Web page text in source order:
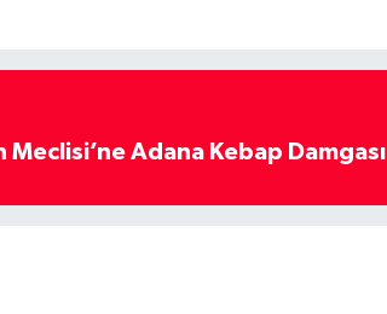
Meclisi’ne Adana Kebap Damgası